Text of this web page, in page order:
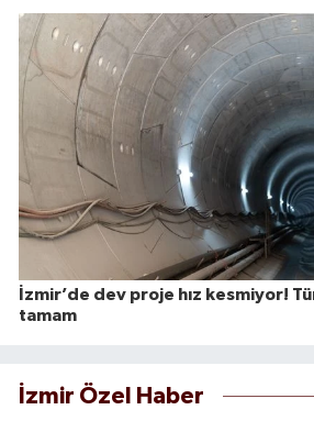
İzmir’de dev proje hız kesmiyor!
tamam
İzmir Özel Haber